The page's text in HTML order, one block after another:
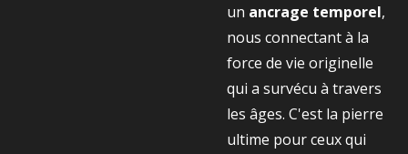
un ancrage temporel,
nous connectant à la
force de vie originelle
qui a survécu à travers
les âges. C'est la pierre
ultime pour ceux qui